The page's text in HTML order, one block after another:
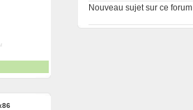
Nouveau sujet sur ce forum